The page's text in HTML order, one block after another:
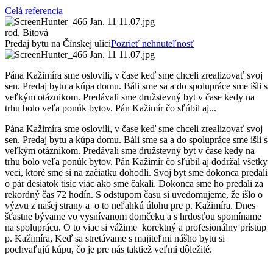
Celá referencia
rod. Bitová
Predaj bytu na Čínskej uliciPozrieť nehnuteľnosť
Pána Kažimíra sme oslovili, v čase keď sme chceli zrealizovať svoj
sen. Predaj bytu a kúpa domu. Báli sme sa a do spolupráce sme išli s
veľkým otáznikom. Predávali sme družstevný byt v čase kedy na
trhu bolo veľa ponúk bytov. Pán Kažimír čo sľúbil aj...
Pána Kažimíra sme oslovili, v čase keď sme chceli zrealizovať svoj
sen. Predaj bytu a kúpa domu. Báli sme sa a do spolupráce sme išli s
veľkým otáznikom. Predávali sme družstevný byt v čase kedy na
trhu bolo veľa ponúk bytov. Pán Kažimír čo sľúbil aj dodržal všetky
veci, ktoré sme si na začiatku dohodli. Svoj byt sme dokonca predali
o pár desiatok tisíc viac ako sme čakali. Dokonca sme ho predali za
rekordný čas 72 hodín. S odstupom času si uvedomujeme, že išlo o
výzvu z našej strany a o to neľahkú úlohu pre p. Kažimíra. Dnes
šťastne bývame vo vysnívanom domčeku a s hrdosťou spomíname
na spoluprácu. O to viac si vážime korektný a profesionálny prístup
p. Kažimíra, Keď sa stretávame s majiteľmi nášho bytu si
pochvaľujú kúpu, čo je pre nás taktiež veľmi dôležité.